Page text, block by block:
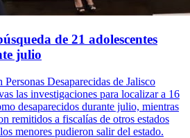
de 21 adolescentes
julio
Desaparecidas de Jalisco
las investigaciones para localizar a 16
desaparecidos durante julio, mientras
remitidos a fiscalías de otros estados
menores pudieron salir del estado.